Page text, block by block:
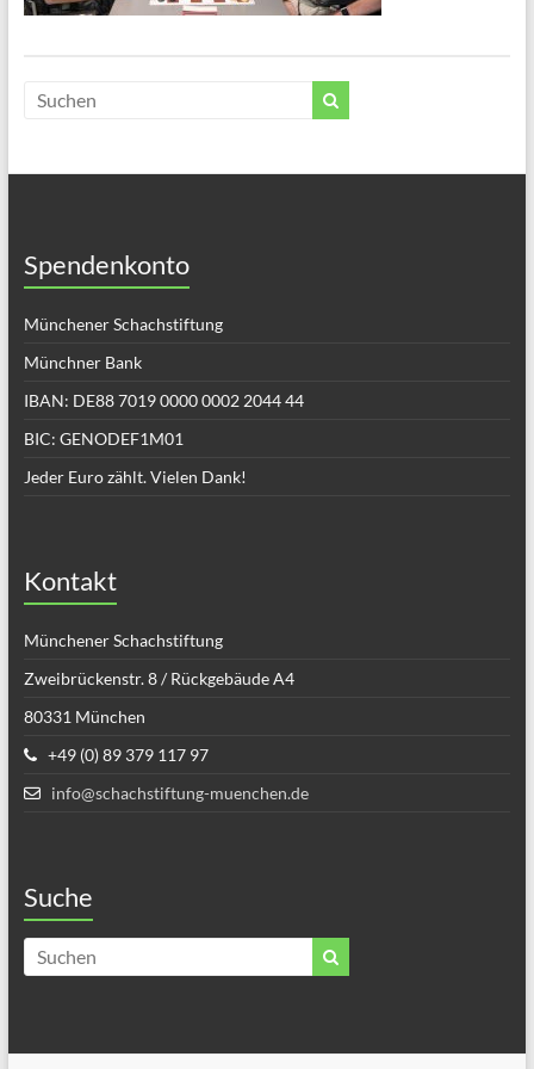
Spendenkonto
Münchener Schachstiftung
Münchner Bank
IBAN: DE88 7019 0000 0002 2044 44
BIC: GENODEF1M01
Jeder Euro zählt. Vielen Dank!
Kontakt
Münchener Schachstiftung
Zweibrückenstr. 8 / Rückgebäude A4
80331 München
+49 (0) 89 379 117 97
info@schachstiftung-muenchen.de
Suche